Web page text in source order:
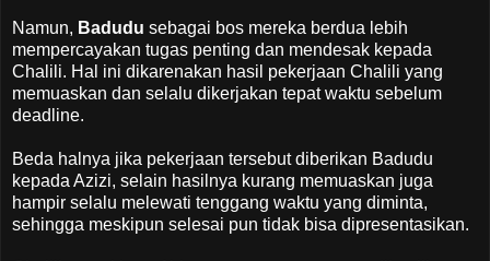
Namun, Badudu sebagai bos mereka berdua lebih
mempercayakan tugas penting dan mendesak kepada
Chalili. Hal ini dikarenakan hasil pekerjaan Chalili yang
memuaskan dan selalu dikerjakan tepat waktu sebelum
deadline.
Beda halnya jika pekerjaan tersebut diberikan Badudu
kepada Azizi, selain hasilnya kurang memuaskan juga
hampir selalu melewati tenggang waktu yang diminta,
sehingga meskipun selesai pun tidak bisa dipresentasikan.